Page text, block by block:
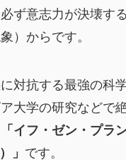
ず意志力が決壊す
）からです。
対抗する最強の科
大学の研究などで
「イフ・ゼン・プラ
」 です。